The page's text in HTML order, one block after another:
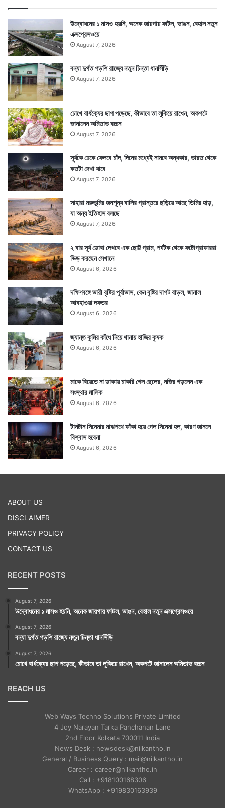
উদ্বোধনের ১ মাসও হয়নি, অনেক জায়গায় ফাটল, ভাঙন, বেহাল নতুন
এক্সপ্রেসওয়ে
August 7, 2026
বন্যা দুর্গত পড়শি রাজ্যে নতুন চিন্তা ধানসিঁড়ি
August 7, 2026
চোখে বার্ধক্যের ছাপ পড়েছে, কীভাবে তা লুকিয়ে রাখেন, অকপটে
জানালেন অমিতাভ বচ্চন
August 7, 2026
সূর্যকে ঢেকে ফেলবে চাঁদ, দিনের মধ্যেই নামবে অন্ধকার, ভারত থেকে
কতটা দেখা যাবে
August 7, 2026
সাহারা মরুভূমির জনশূন্য বালির প্রান্তরে ছড়িয়ে আছে তিমির হাড়,
যা অন্য ইতিহাস বলছে
August 7, 2026
২ বার সূর্য ডোবা দেখবে এক ছোট্ট গ্রাম, পর্যটক থেকে ফটোগ্রাফাররা
ভিড় করছেন সেখানে
August 6, 2026
দক্ষিণবঙ্গে ভারী বৃষ্টির পূর্বাভাস, কেন বৃষ্টির দাপট বাড়ল, জানাল
আবহাওয়া দফতর
August 6, 2026
জ্যান্ত কুমির কাঁধে নিয়ে থানায় হাজির কৃষক
August 6, 2026
মাকে বিয়েতে না ডাকায় চাকরি গেল ছেলের, নজির গড়লেন এক
সংস্থার মালিক
August 6, 2026
টানটান সিনেমার মাঝপথে ফাঁকা হয়ে গেল সিনেমা হল, কারণ জানলে
বিশ্বাস হবেনা
August 6, 2026
ABOUT US
DISCLAIMER
PRIVACY POLICY
CONTACT US
RECENT POSTS
August 7, 2026
উদ্বোধনের ১ মাসও হয়নি, অনেক জায়গায় ফাটল, ভাঙন, বেহাল নতুন এক্সপ্রেসওয়ে
August 7, 2026
বন্যা দুর্গত পড়শি রাজ্যে নতুন চিন্তা ধানসিঁড়ি
August 7, 2026
চোখে বার্ধক্যের ছাপ পড়েছে, কীভাবে তা লুকিয়ে রাখেন, অকপটে জানালেন অমিতাভ বচ্চন
REACH US
Web Ways Techno Solutions Private Limited
4 Joy Narayan Tarka Panchanan Lane
2nd Floor Kolkata 700011 India
News Desk : newsdesk@nilkantho.in
General / Business Query : mail@nilkantho.in
Career : career@nilkantho.in
Call : +918100168306
WhatsApp : +919830163939